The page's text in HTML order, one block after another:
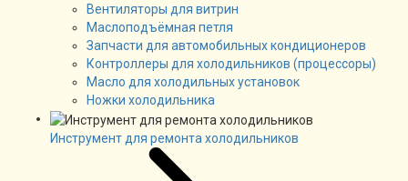
Вентиляторы для витрин
Маслоподъёмная петля
Запчасти для автомобильных кондиционеров
Контроллеры для холодильников (процессоры)
Масло для холодильных установок
Ножки холодильника
Инструмент для ремонта холодильников